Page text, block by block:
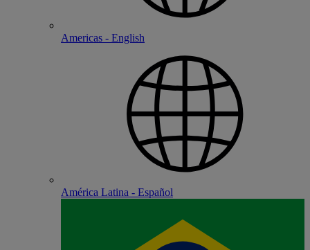
Americas - English
América Latina - Español